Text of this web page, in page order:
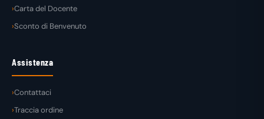
Carta del Docente
Sconto di Benvenuto
Assistenza
Contattaci
Traccia ordine